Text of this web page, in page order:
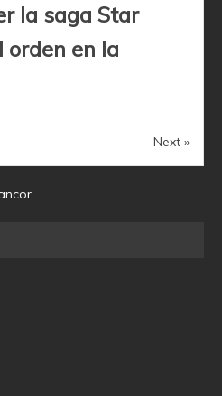
la saga Star
orden en la
Next »